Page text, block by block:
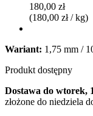
180,00 zł
(180,00 zł / kg)
Wariant: 1,75 mm /
Produkt dostępny
Dostawa do wtorek,
złożone do niedziela